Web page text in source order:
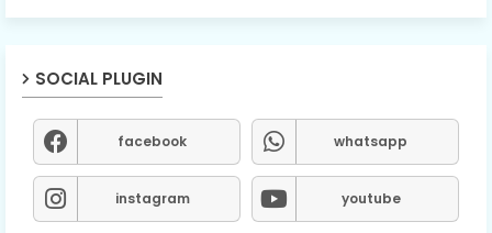
SOCIAL PLUGIN
facebook whatsapp
instagram youtube